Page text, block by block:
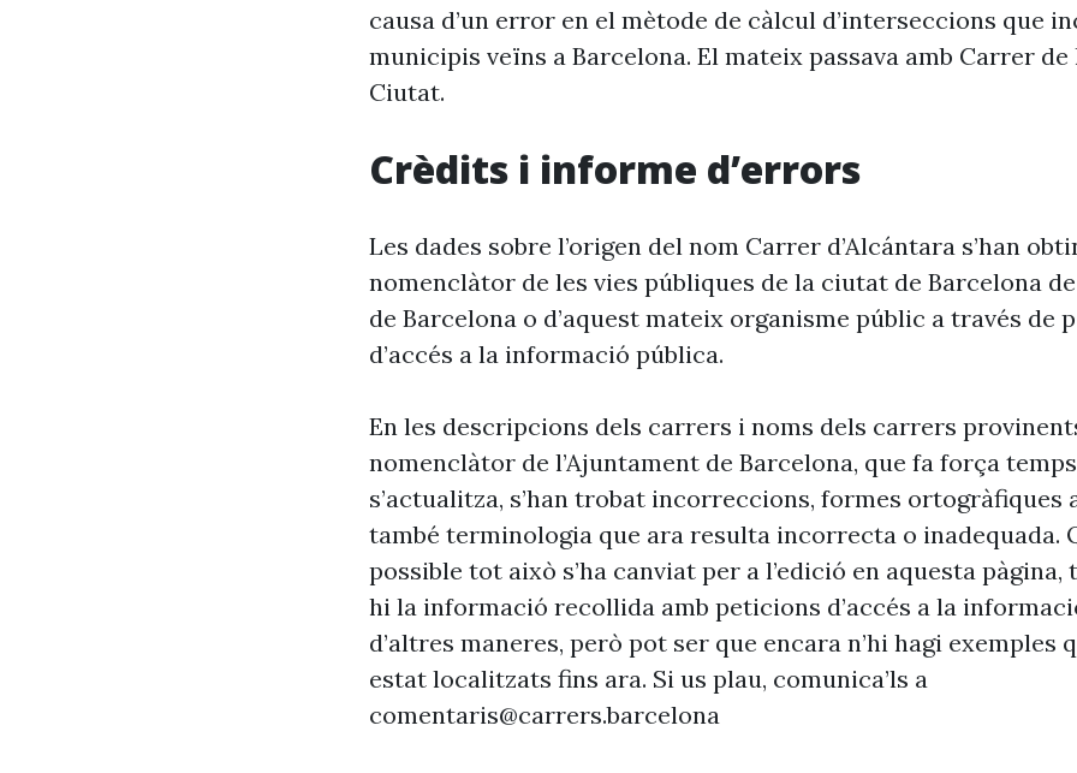
causa d’un error en el mètode de càlcul d’interseccions que
municipis veïns a Barcelona. El mateix passava amb Carrer de
Ciutat.
Crèdits i informe d’errors
Les dades sobre l’origen del nom Carrer d’Alcántara s’han
nomenclàtor de les vies públiques de la ciutat de Barcelona
de Barcelona o d’aquest mateix organisme públic a través de
d’accés a la informació pública.
En les descripcions dels carrers i noms dels carrers
nomenclàtor de l’Ajuntament de Barcelona, que fa força
s’actualitza, s’han trobat incorreccions, formes ortogràfiques
també terminologia que ara resulta incorrecta o inadequada.
possible tot això s’ha canviat per a l’edició en aquesta
hi la informació recollida amb peticions d’accés a la
d’altres maneres, però pot ser que encara n’hi hagi exemples
estat localitzats fins ara. Si us plau, comunica’ls a
comentaris@carrers.barcelona